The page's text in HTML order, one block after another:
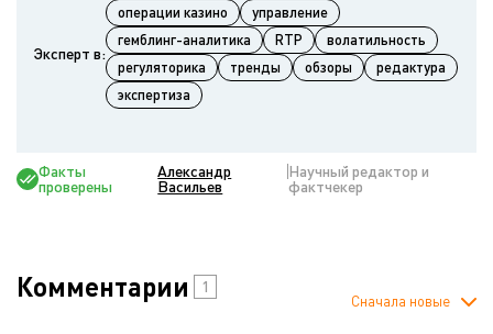
Эксперт в:
операции казино
управление
гемблинг-аналитика
RTP
волатильность
регуляторика
тренды обзоры
редактура
экспертиза
Факты
проверены
Александр
Васильев
Научный редактор и
фактчекер
Комментарии 1
Сначала новые